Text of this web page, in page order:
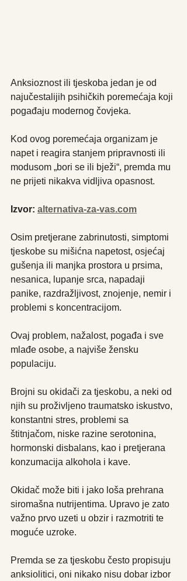
Anksioznost ili tjeskoba jedan je od
najučestalijih psihičkih poremećaja koji
pogađaju modernog čovjeka.
Kod ovog poremećaja organizam je
napet i reagira stanjem pripravnosti ili
modusom „bori se ili bježi“, premda mu
ne prijeti nikakva vidljiva opasnost.
Izvor: alternativa-za-vas.com
Osim pretjerane zabrinutosti, simptomi
tjeskobe su mišićna napetost, osjećaj
gušenja ili manjka prostora u prsima,
nesanica, lupanje srca, napadaji
panike, razdražljivost, znojenje, nemir i
problemi s koncentracijom.
Ovaj problem, nažalost, pogađa i sve
mlađe osobe, a najviše žensku
populaciju.
Brojni su okidači za tjeskobu, a neki od
njih su proživljeno traumatsko iskustvo,
konstantni stres, problemi sa
štitnjačom, niske razine serotonina,
hormonski disbalans, kao i pretjerana
konzumacija alkohola i kave.
Okidač može biti i jako loša prehrana
siromašna nutrijentima. Upravo je zato
važno prvo uzeti u obzir i razmotriti te
moguće uzroke.
Premda se za tjeskobu često propisuju
anksiolitici, oni nikako nisu dobar izbor